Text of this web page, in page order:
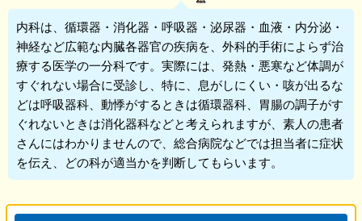
内科は、循環器・消化器・呼吸器・泌尿器・血液・内分泌・
神経など広範な内臓各器官の疾病を、外科的手術によらず治
療する医学の一分科です。実際には、発熱・悪寒など体調が
すぐれない場合に受診し、特に、息がしにくい・咳が出るな
どは呼吸器科、動悸がするときは循環器科、胃腸の調子がす
ぐれないときは消化器科などと考えられますが、素人の患者
さんにはわかりませんので、総合病院などでは担当者に症状
を伝え、どの科が適当かを判断してもらいます。